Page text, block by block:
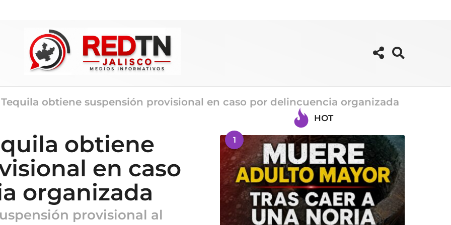
Tequila obtiene suspensión provisional en caso por delincuencia organizada
obtiene
en caso
organizada
provisional al
HOT
1